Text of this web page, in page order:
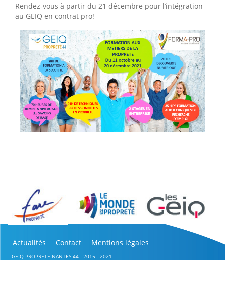
Rendez-vous à partir du 21 décembre pour l’intégration
au GEIQ en contrat pro!
Actualités Contact Mentions légales
GEIQ PROPRETE NANTES 44 - 2015 - 2021